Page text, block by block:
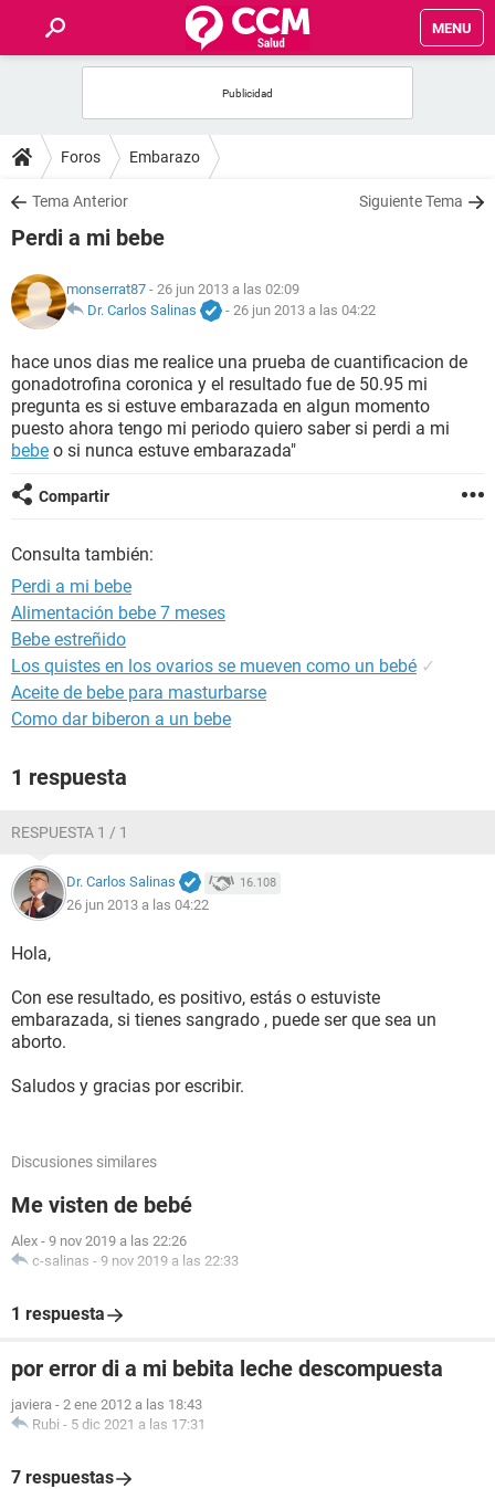
MENU
FOROS
SALUD
NUTRICIÓN
BIENESTAR
SEXUALIDAD
GLOSARIO
Foros Embarazo
Tema Anterior Siguiente Tema
Perdi a mi bebe
monserrat87 - 26 jun 2013 a las 02:09
Dr. Carlos Salinas
- 26 jun 2013 a las 04:22
hace unos dias me realice una prueba de cuantificacion de
gonadotrofina coronica y el resultado fue de 50.95 mi
pregunta es si estuve embarazada en algun momento
puesto ahora tengo mi periodo quiero saber si perdi a mi
bebe o si nunca estuve embarazada"
Compartir
Consulta también:
Perdi a mi bebe
Alimentación bebe 7 meses
Bebe estreñido
Los quistes en los ovarios se mueven como un bebé ✓
Aceite de bebe para masturbarse
Como dar biberon a un bebe
1 respuesta
RESPUESTA 1 / 1
Dr. Carlos Salinas 16.108
26 jun 2013 a las 04:22
Hola,
Con ese resultado, es positivo, estás o estuviste
embarazada, si tienes sangrado , puede ser que sea un
aborto.
Saludos y gracias por escribir.
Discusiones similares
Me visten de bebé
Alex - 9 nov 2019 a las 22:26
c-salinas - 9 nov 2019 a las 22:33
1 respuesta
por error di a mi bebita leche descompuesta
javiera - 2 ene 2012 a las 18:43
Rubi - 5 dic 2021 a las 17:31
7 respuestas